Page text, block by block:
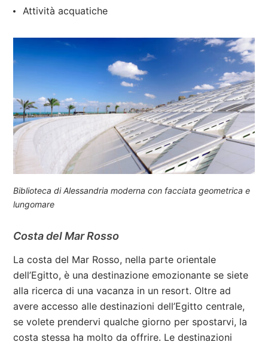
Attività acquatiche
Biblioteca di Alessandria moderna con facciata geometrica e
lungomare
Costa del Mar Rosso
La costa del Mar Rosso, nella parte orientale
dell’Egitto, è una destinazione emozionante se siete
alla ricerca di una vacanza in un resort. Oltre ad
avere accesso alle destinazioni dell’Egitto centrale,
se volete prendervi qualche giorno per spostarvi, la
costa stessa ha molto da offrire. Le destinazioni